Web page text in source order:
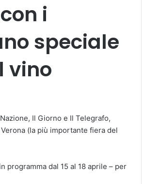
i
speciale
vino
Il Giorno e Il Telegrafo,
(la più importante fiera del
programma dal 15 al 18 aprile – per